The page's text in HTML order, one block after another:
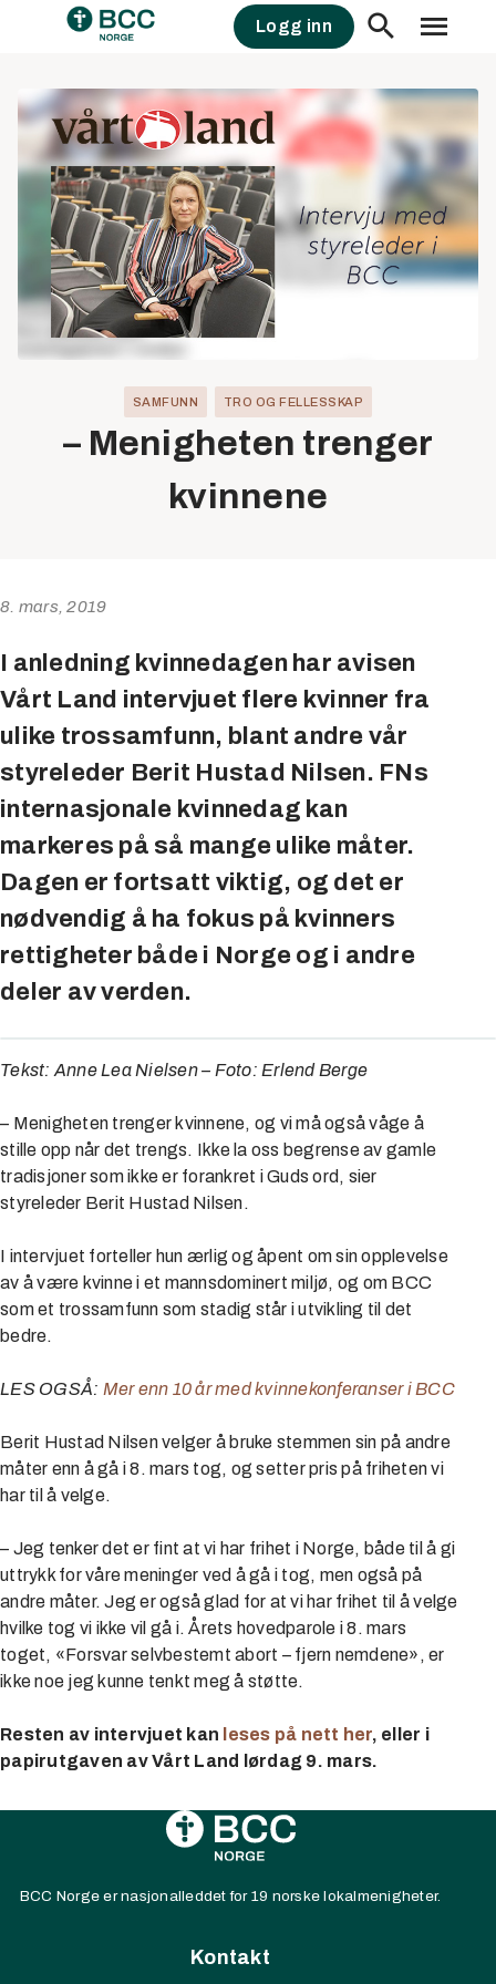
Logg inn
SAMFUNN TRO OG FELLESSKAP
– Menigheten trenger
kvinnene
8. mars, 2019
I anledning kvinnedagen har avisen
Vårt Land intervjuet flere kvinner fra
ulike trossamfunn, blant andre vår
styreleder Berit Hustad Nilsen. FNs
internasjonale kvinnedag kan
markeres på så mange ulike måter.
Dagen er fortsatt viktig, og det er
nødvendig å ha fokus på kvinners
rettigheter både i Norge og i andre
deler av verden.
Tekst: Anne Lea Nielsen – Foto: Erlend Berge
– Menigheten trenger kvinnene, og vi må også våge å
stille opp når det trengs. Ikke la oss begrense av gamle
tradisjoner som ikke er forankret i Guds ord, sier
styreleder Berit Hustad Nilsen.
I intervjuet forteller hun ærlig og åpent om sin opplevelse
av å være kvinne i et mannsdominert miljø, og om BCC
som et trossamfunn som stadig står i utvikling til det
bedre.
LES OGSÅ: Mer enn 10 år med kvinnekonferanser i BCC
Berit Hustad Nilsen velger å bruke stemmen sin på andre
måter enn å gå i 8. mars tog, og setter pris på friheten vi
har til å velge.
– Jeg tenker det er fint at vi har frihet i Norge, både til å gi
uttrykk for våre meninger ved å gå i tog, men også på
andre måter. Jeg er også glad for at vi har frihet til å velge
hvilke tog vi ikke vil gå i. Årets hovedparole i 8. mars
toget, «Forsvar selvbestemt abort – fjern nemdene», er
ikke noe jeg kunne tenkt meg å støtte.
Resten av intervjuet kan leses på nett her, eller i
papirutgaven av Vårt Land lørdag 9. mars.
BCC Norge er nasjonalleddet for 19 norske lokalmenigheter.
Kontakt